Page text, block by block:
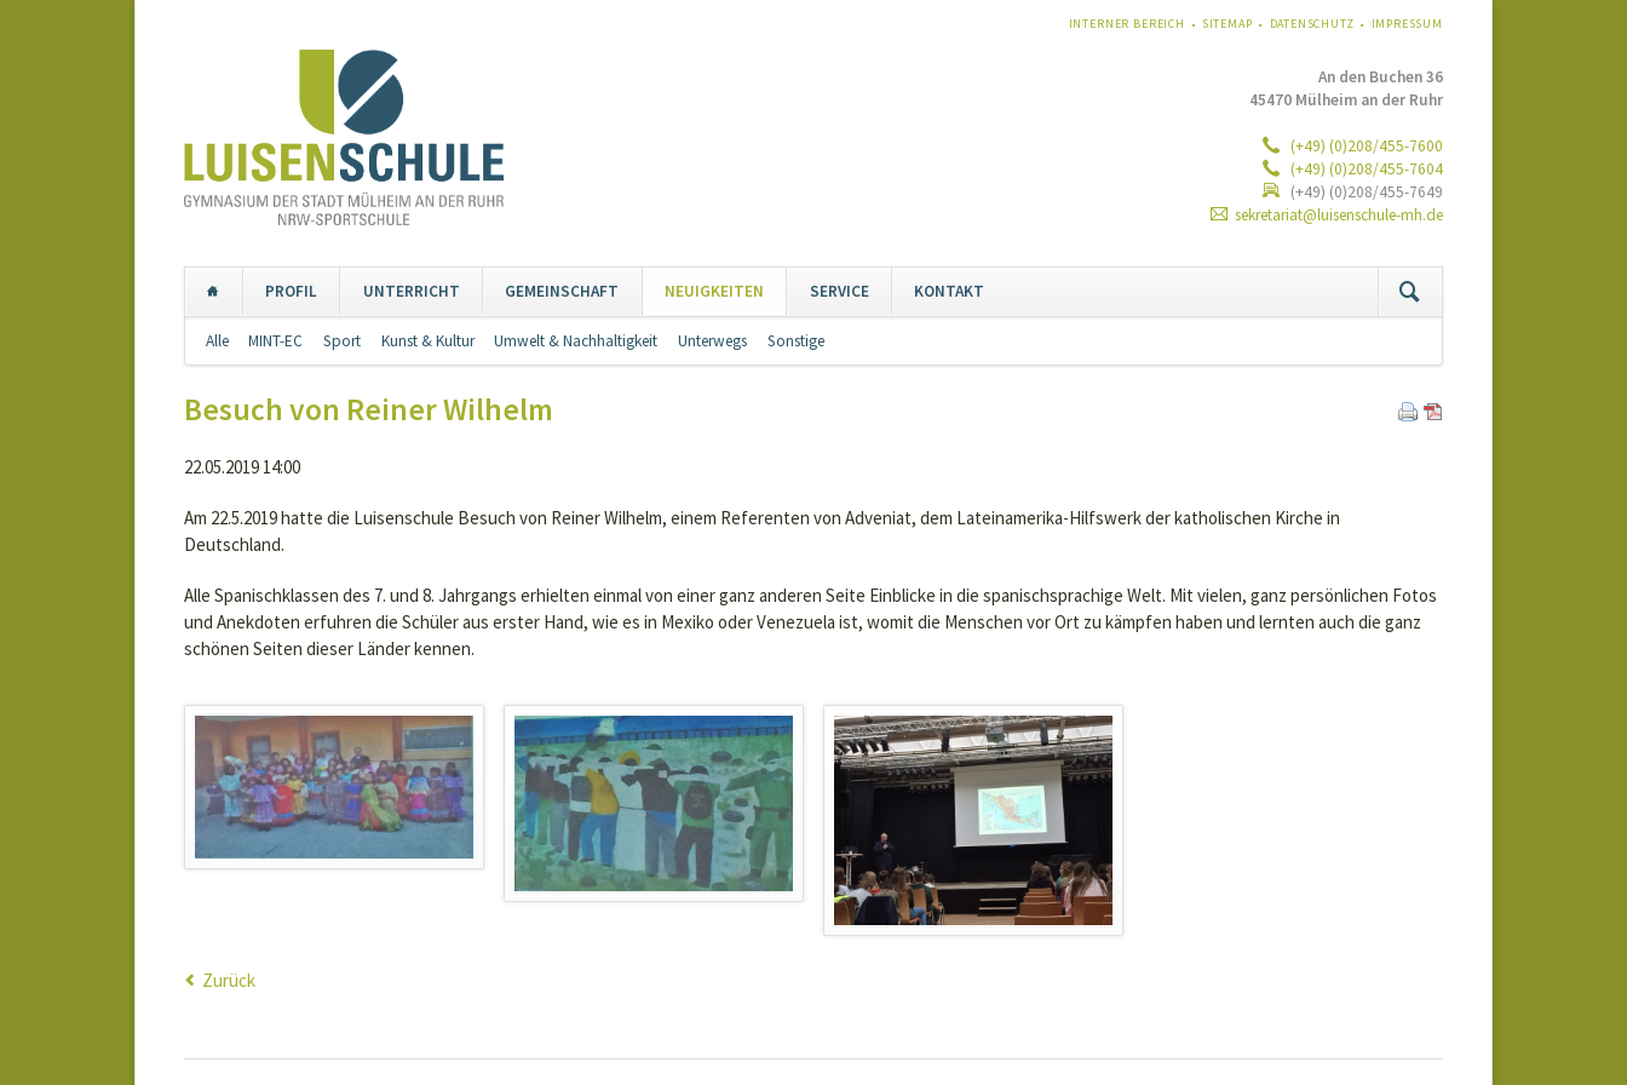
NAVIGATION
INTERNER BEREICH SITEMAP DATENSCHUTZ IMPRESSUM
An den Buchen 36
45470 Mülheim an der Ruhr
(+49) (0)208/455-7600
(+49) (0)208/455-7604
(+49) (0)208/455-7649
sekretariat@luisenschule-mh.de
überspringen
PROFIL UNTERRICHT GEMEINSCHAFT NEUIGKEITEN SERVICE KONTAKT
überspringen
Alle MINT-EC Sport Kunst & Kultur Umwelt & Nachhaltigkeit Unterwegs Sonstige
Besuch von Reiner Wilhelm
22.05.2019 14:00
Am 22.5.2019 hatte die Luisenschule Besuch von Reiner Wilhelm, einem Referenten von Adveniat, dem Lateinamerika-Hilfswerk der katholischen Kirche in
Deutschland.
Alle Spanischklassen des 7. und 8. Jahrgangs erhielten einmal von einer ganz anderen Seite Einblicke in die spanischsprachige Welt. Mit vielen, ganz persönlichen Fotos
und Anekdoten erfuhren die Schüler aus erster Hand, wie es in Mexiko oder Venezuela ist, womit die Menschen vor Ort zu kämpfen haben und lernten auch die ganz
schönen Seiten dieser Länder kennen.
Zurück